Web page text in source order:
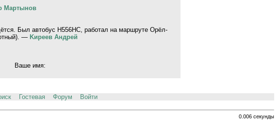
Мартынов
Был автобус Н556НС, работал на маршруте Орёл-
— Kиpeeв Aндpeй
Ваше имя:
Гостевая Форум Войти
0.006 секунды